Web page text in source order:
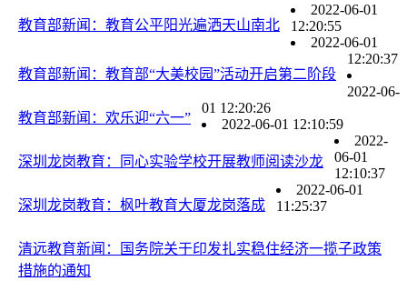
教育部新闻：教育公平阳光遍洒天山南北
2022-06-01
12:20:55
教育部新闻：教育部“大美校园”活动开启第二阶段
2022-06-01
12:20:37
教育部新闻：欢乐迎“六一”
2022-06-
01 12:20:26
深圳龙岗教育：同心实验学校开展教师阅读沙龙
2022-06-01 12:10:59
深圳龙岗教育：枫叶教育大厦龙岗落成
2022-
06-01
12:10:37
清远教育新闻：国务院关于印发扎实稳住经济一揽子政策
措施的通知
2022-06-01
11:25:37